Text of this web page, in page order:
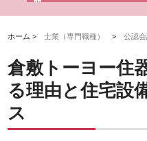
間
ホーム >士業（専門職種） >公認
倉敷トーヨー住
る理由と住宅設
ス